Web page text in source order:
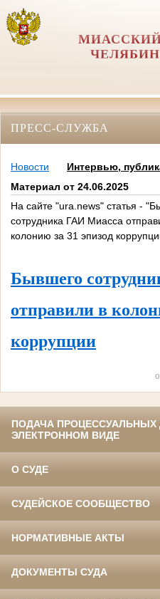
ПРЕСС-СЛУЖБА
Новости
Интервью,
Материал от 24.06.2025
На сайте "ura.news" статья -
сотрудника ГАИ Миасса
колонию за 31 эпизод
Бывшего
отправили в
коррупции
ПОДАЧА ПРОЦЕССУАЛЬНЫХ
ЭЛЕКТРОННОМ ВИДЕ
О СУДЕ
СУДЕЙСКОЕ СООБЩЕСТВО
НОРМАТИВНЫЕ АКТЫ
ДОКУМЕНТЫ СУДА